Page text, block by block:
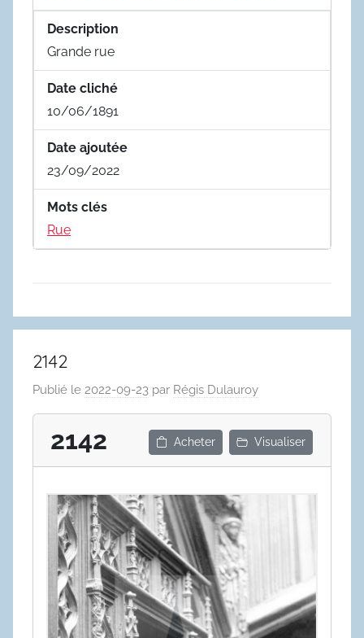
Description
Grande rue
Date cliché
10/06/1891
Date ajoutée
23/09/2022
Mots clés
Rue
2142
Publié le 2022-09-23 par Régis Dulauroy
2142 Acheter Visualiser